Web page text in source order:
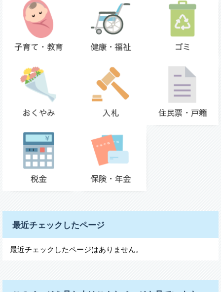
最近チェックしたページ
最近チェックしたページはありません。